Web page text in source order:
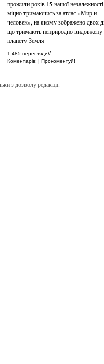
прожили років 15 нашої
міцно тримаючись за атлас «Мир и
человек», на якому зображено двох
що тримають неприродно видовжену
планету Земля
1,485 перегляди//
Коментарів: | Прокоментуй!
з дозволу редакції.